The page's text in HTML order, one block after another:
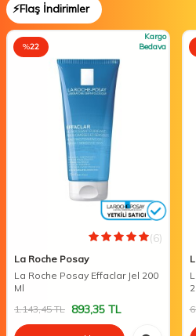
⚡Flaş İndirimler
%22
Kargo
Bedava
(6)
La Roche Posay
La Roche Posay Effaclar Jel 200
Ml
1.143,45TL 893,35 TL